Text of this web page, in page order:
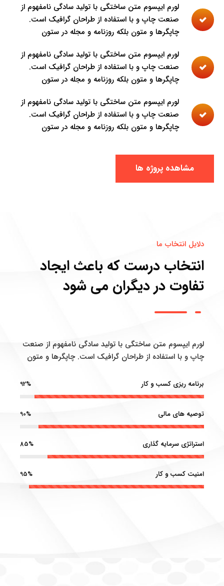
لورم ایپسوم متن ساختگی با تولید سادگی نامفهوم از
صنعت چاپ و با استفاده از طراحان گرافیک است.
چاپگرها و متون بلکه روزنامه و مجله در ستون
لورم ایپسوم متن ساختگی با تولید سادگی نامفهوم از
صنعت چاپ و با استفاده از طراحان گرافیک است.
چاپگرها و متون بلکه روزنامه و مجله در ستون
لورم ایپسوم متن ساختگی با تولید سادگی نامفهوم از
صنعت چاپ و با استفاده از طراحان گرافیک است.
چاپگرها و متون بلکه روزنامه و مجله در ستون
مشاهده پروژه ها
دلایل انتخاب ما
انتخاب درست که باعث ایجاد
تفاوت در دیگران می شود
لورم ایپسوم متن ساختگی با تولید سادگی نامفهوم از صنعت
چاپ و با استفاده از طراحان گرافیک است. چاپگرها و متون
برنامه ریزی کسب و کار 92%
توصیه های مالی 90%
استراتژی سرمایه گذاری 85%
امنیت کسب و کار 95%